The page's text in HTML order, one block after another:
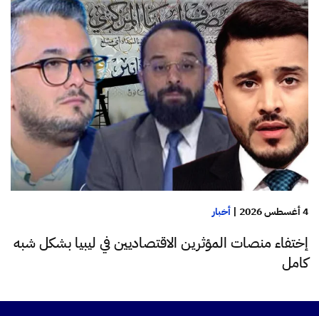
4 أغسطس 2026 | أخبار
إختفاء منصات المؤثرين الاقتصاديين في ليبيا بشكل شبه
كامل